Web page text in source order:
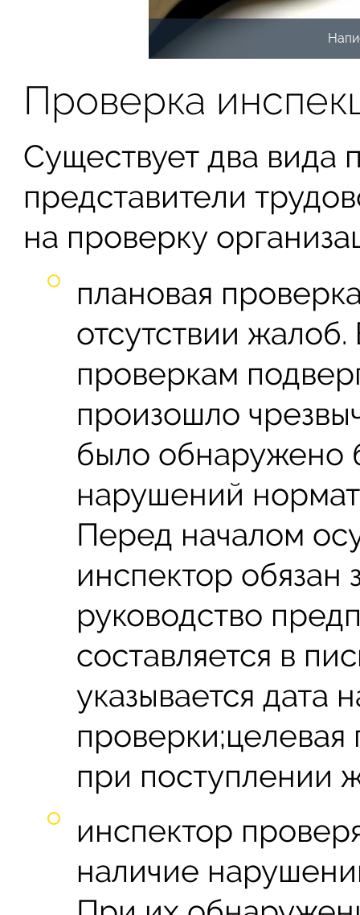
Проверка
Существует два вида
представители
на проверку
плановая
отсутствии
проверкам
произошло
было обнаружено
нарушений
Перед началом
инспектор обязан
руководство
составляется в
указывается дата
проверки;целевая
при поступлении
инспектор
наличие